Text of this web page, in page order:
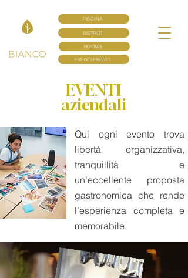
PISCINA
BISTROT
ROOMS
EVENTI PRIVATI
EVENTI
aziendali
Qui ogni evento trova
libertà organizzativa,
tranquillità e
un’eccellente proposta
gastronomica che rende
l’esperienza completa e
memorabile.